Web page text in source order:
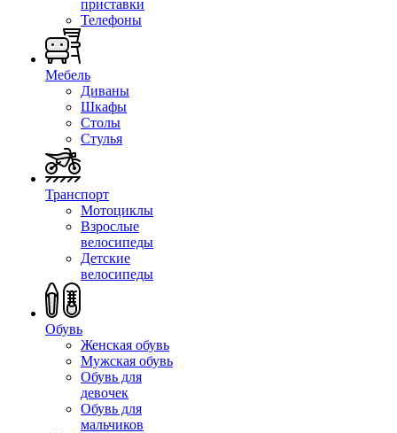
приставки
Телефоны
Мебель
Диваны
Шкафы
Столы
Стулья
Транспорт
Мотоциклы
Взрослые
велосипеды
Детские
велосипеды
Обувь
Женская обувь
Мужская обувь
Обувь для
девочек
Обувь для
мальчиков